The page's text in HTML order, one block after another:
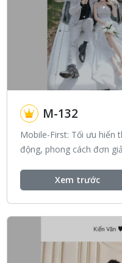
M-132
Mobile-First: Tối ưu hiển
động, phong cách đơn
Xem trước